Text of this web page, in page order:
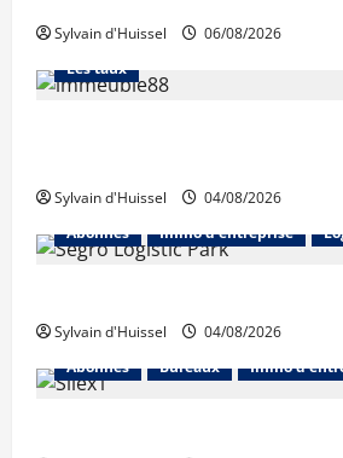
Sylvain d'Huissel 06/08/2026
Abonnés Financement
Les taux
Sylvain d'Huissel
04/08/2026
Abonnés
Immo d'entreprise
Sylvain d'Huissel
04/08/2026
Abonnés
Bureaux Immo